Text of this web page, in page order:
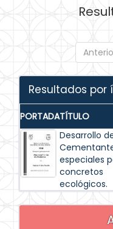
Resultados por
PORTADATÍTULO
Desarrollo
especiales
concretos
ecológicos.